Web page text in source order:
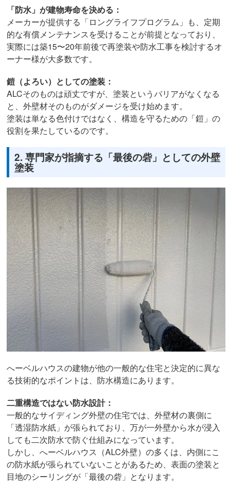
「防水」が建物寿命を決める：
メーカーが提供する「ロングライフプログラム」も、定期
的な有償メンテナンスを受けることが前提となっており、
実際には築15〜20年前後で再塗装や防水工事を検討するオ
ーナー様が大多数です。
鎧（よろい）としての塗装：
ALCそのものは頑丈ですが、塗装というバリアがなくなる
と、外壁材そのものがダメージを受け始めます。
塗装は単なる色付けではなく、構造を守るための「鎧」の
役割を果たしているのです。
2. 専門家が指摘する「最後の砦」としての外壁
塗装
へーベルハウスの建物が他の一般的な住宅と決定的に異な
る技術的なポイントは、防水構造にあります。
二重構造ではない防水設計：
一般的なサイディング外壁の住宅では、外壁材の裏側に
「透湿防水紙」が張られており、万が一外壁から水が浸入
しても二次防水で防ぐ仕組みになっています。
しかし、へーベルハウス（ALC外壁）の多くは、内側にこ
の防水紙が張られていないことがあるため、表面の塗装と
目地のシーリングが「最後の砦」となります。